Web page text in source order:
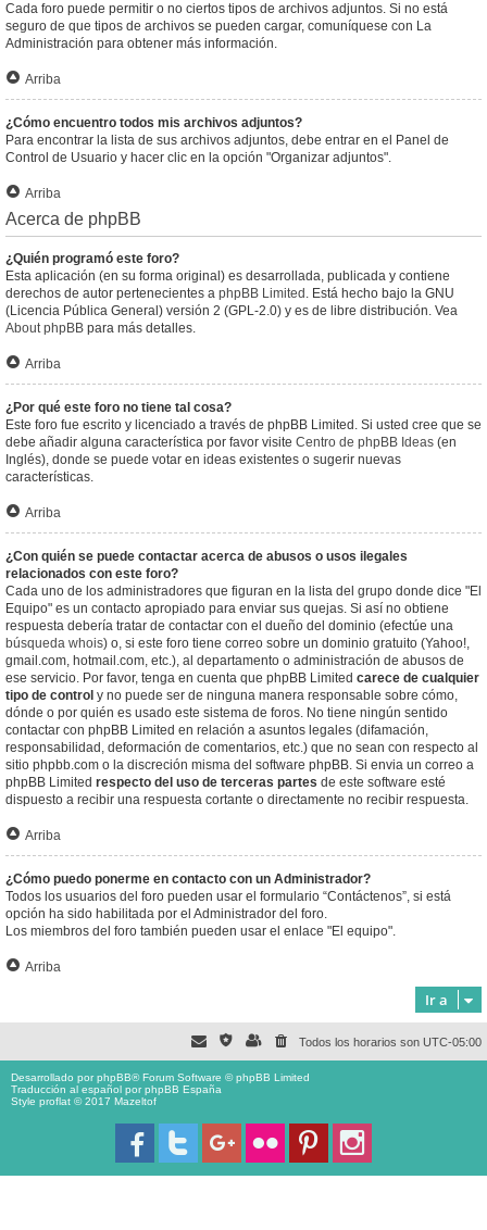
Cada foro puede permitir o no ciertos tipos de archivos adjuntos. Si no está
seguro de que tipos de archivos se pueden cargar, comuníquese con La
Administración para obtener más información.
Arriba
¿Cómo encuentro todos mis archivos adjuntos?
Para encontrar la lista de sus archivos adjuntos, debe entrar en el Panel de
Control de Usuario y hacer clic en la opción "Organizar adjuntos".
Arriba
Acerca de phpBB
¿Quién programó este foro?
Esta aplicación (en su forma original) es desarrollada, publicada y contiene
derechos de autor pertenecientes a phpBB Limited . Está hecho bajo la GNU
(Licencia Pública General) versión 2 (GPL-2.0) y es de libre distribución. Vea
About phpBB para más detalles.
Arriba
¿Por qué este foro no tiene tal cosa?
Este foro fue escrito y licenciado a través de phpBB Limited. Si usted cree que se
debe añadir alguna característica por favor visite Centro de phpBB Ideas (en
Inglés), donde se puede votar en ideas existentes o sugerir nuevas
características.
Arriba
¿Con quién se puede contactar acerca de abusos o usos ilegales
relacionados con este foro?
Cada uno de los administradores que figuran en la lista del grupo donde dice "El
Equipo" es un contacto apropiado para enviar sus quejas. Si así no obtiene
respuesta debería tratar de contactar con el dueño del dominio (efectúe una
búsqueda whois) o, si este foro tiene correo sobre un dominio gratuito (Yahoo!,
gmail.com, hotmail.com, etc.), al departamento o administración de abusos de
ese servicio. Por favor, tenga en cuenta que phpBB Limited carece de cualquier
tipo de control y no puede ser de ninguna manera responsable sobre cómo,
dónde o por quién es usado este sistema de foros. No tiene ningún sentido
contactar con phpBB Limited en relación a asuntos legales (difamación,
responsabilidad, deformación de comentarios, etc.) que no sean con respecto al
sitio phpbb.com o la discreción misma del software phpBB. Si envia un correo a
phpBB Limited respecto del uso de terceras partes de este software esté
dispuesto a recibir una respuesta cortante o directamente no recibir respuesta.
Arriba
¿Cómo puedo ponerme en contacto con un Administrador?
Todos los usuarios del foro pueden usar el formulario “Contáctenos”, si está
opción ha sido habilitada por el Administrador del foro.
Los miembros del foro también pueden usar el enlace "El equipo".
Arriba
Ir a
Todos los horarios son UTC-05:00
Desarrollado porphpBB® Forum Software © phpBB Limited
Traducción al español porphpBB España
Style proflat © 2017 Mazeltof